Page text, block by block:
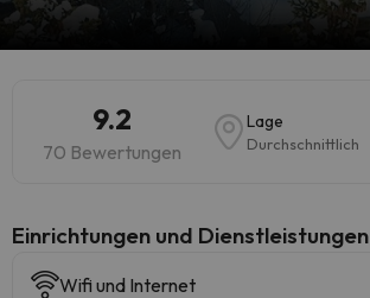
9.2
70 Bewertungen
Lage
Durchschnittlich
​Einrichtungen und Dienstleistungen
Wifi und Internet